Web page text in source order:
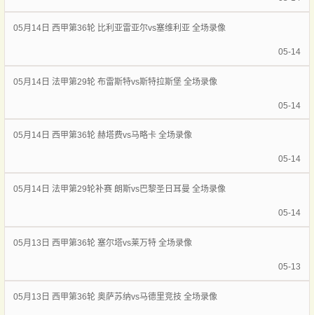
05月14日 西甲第36轮 比利亚雷亚尔vs塞维利亚 全场录像
05-14
05月14日 法甲第29轮 布雷斯特vs斯特拉斯堡 全场录像
05-14
05月14日 西甲第36轮 赫塔费vs马略卡 全场录像
05-14
05月14日 法甲第29轮补赛 朗斯vs巴黎圣日耳曼 全场录像
05-14
05月13日 西甲第36轮 塞尔塔vs莱万特 全场录像
05-13
05月13日 西甲第36轮 奥萨苏纳vs马德里竞技 全场录像